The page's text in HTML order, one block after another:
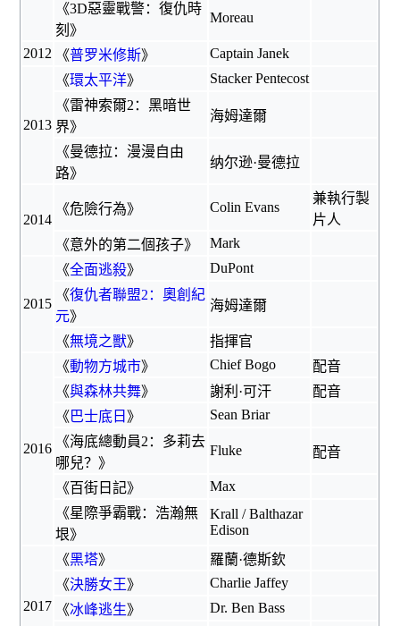
《3D惡靈戰警：復仇時
刻 》
Moreau
2012 《普罗米修斯》 Captain Janek
2013
《環太平洋》
Stacker Pentecost
《雷神索爾2：黑暗世
界》
海姆達爾
《曼德拉：漫漫自由
路》
纳尔逊·曼德拉
2014
《危險行為》 Colin Evans
兼執行製
片人
《意外的第二個孩子》 Mark
2015
《全面逃殺》
DuPont
《復仇者聯盟2：奧創紀
元》
海姆達爾
《無境之獸》 指揮官
2016
《動物方城市》 Chief Bogo
配音
《與森林共舞》 謝利·可汗
配音
《巴士底日 》
Sean Briar
《海底總動員2：多莉去
哪兒？ 》
Fluke 配音
《百街日記》
Max
《星際爭霸戰：浩瀚無
垠》
Krall / Balthazar
Edison
2017
《黑塔》
羅蘭·德斯欽
《決勝女王》
Charlie Jaffey
《冰峰逃生》
Dr. Ben Bass